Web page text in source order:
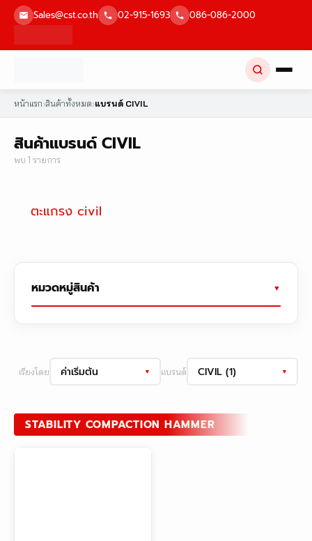
Skip
Sales@cst.co.th 02-915-1693 086-086-2000
หน้าแรก›สินค้าทั้งหมด›แบรนด์ CIVIL
สินค้าแบรนด์ CIVIL
พบ 1 รายการ
ตะแกรง civil
หมวดหมู่สินค้า
เรียงโดย ค่าเริ่มต้น ▼ แบรนด์ CIVIL (1) ▼
STABILITY COMPACTION HAMMER